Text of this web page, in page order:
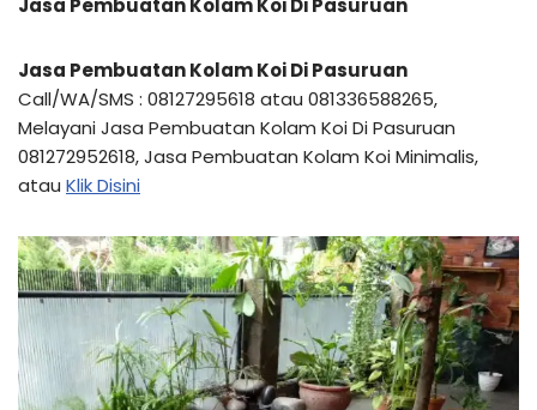
Jasa Pembuatan Kolam Koi Di Pasuruan
Jasa Pembuatan Kolam Koi Di Pasuruan
Call/WA/SMS : 08127295618 atau 081336588265,
Melayani Jasa Pembuatan Kolam Koi Di Pasuruan
081272952618, Jasa Pembuatan Kolam Koi Minimalis,
atau Klik Disini